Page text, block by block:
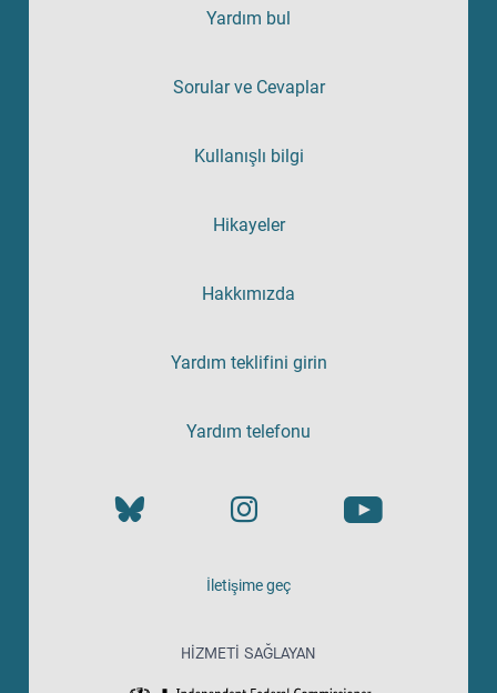
Yardım bul
Sorular ve Cevaplar
Kullanışlı bilgi
Hikayeler
Hakkımızda
Yardım teklifini girin
Yardım telefonu
İletişime geç
HIZMETI SAĞLAYAN